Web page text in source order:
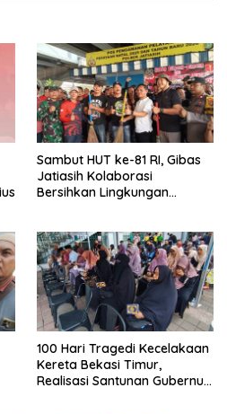
Sambut HUT ke-81 RI, Gibas
Jatiasih Kolaborasi
Bersihkan Lingkungan
100 Hari Tragedi Kecelakaan
Kereta Bekasi Timur,
Realisasi Santunan Gubernur